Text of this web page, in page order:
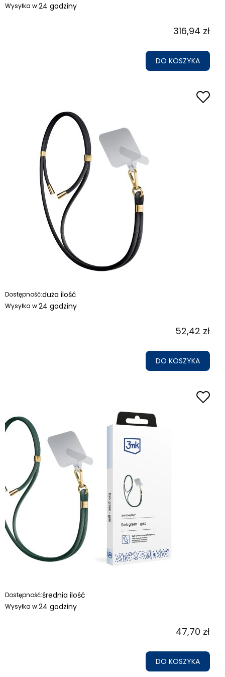
Wysyłka w:24 godziny
316,94 zł
DO KOSZYKA
Dostępność:duża ilość
Wysyłka w:24 godziny
52,42 zł
DO KOSZYKA
Dostępność:średnia ilość
Wysyłka w:24 godziny
47,70 zł
DO KOSZYKA